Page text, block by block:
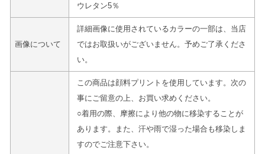
ウレタン5％
画像について
詳細画像に使用されているカラーの一部は、当店
ではお取扱いがございません。予めご了承くださ
い。
この商品は顔料プリントを使用しています。次の
事にご留意の上、お買い求めください。
○着用の際、摩擦により他の物に移染することが
あります。また、汗や雨で湿った場合も移染しま
すのでご注意下さい。